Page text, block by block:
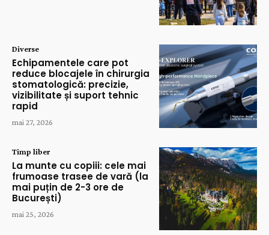
Diverse
Echipamentele care pot
reduce blocajele în chirurgia
stomatologică: precizie,
vizibilitate și suport tehnic
rapid
mai 27, 2026
Timp liber
La munte cu copiii: cele mai
frumoase trasee de vară (la
mai puțin de 2-3 ore de
București)
mai 25, 2026